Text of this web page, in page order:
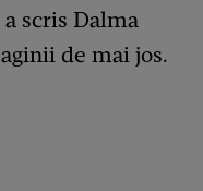
a scris Dalma
de mai jos.